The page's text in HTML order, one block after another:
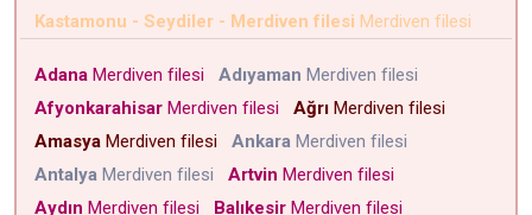
Kastamonu - Seydiler - Merdiven filesi Merdiven filesi
Adana Merdiven filesi Adıyaman Merdiven filesi
Afyonkarahisar Merdiven filesi Ağrı Merdiven filesi
Amasya Merdiven filesi Ankara Merdiven filesi
Antalya Merdiven filesi Artvin Merdiven filesi
Aydın Merdiven filesi Balıkesir Merdiven filesi